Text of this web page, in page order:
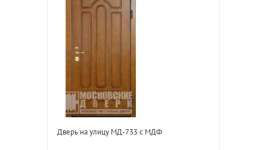
Дверь на улицу МД-733 с МДФ